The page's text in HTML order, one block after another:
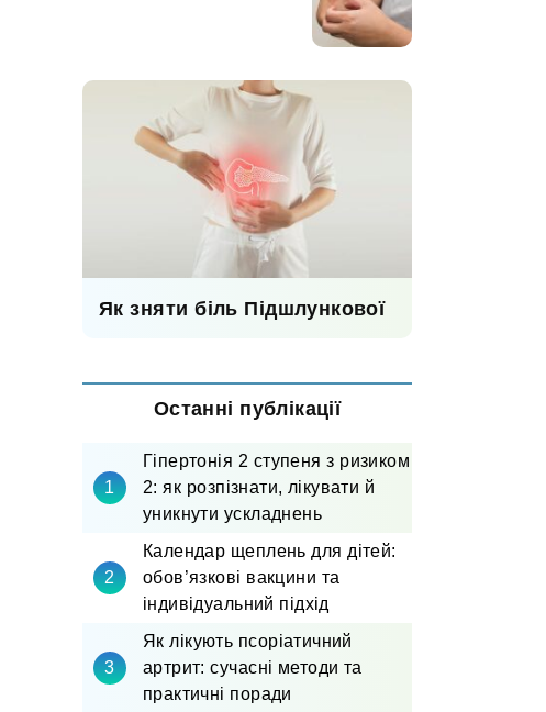
Як зняти біль Підшлункової
Останні публікації
Гіпертонія 2 ступеня з ризиком
2: як розпізнати, лікувати й
уникнути ускладнень
Календар щеплень для дітей:
обов’язкові вакцини та
індивідуальний підхід
Як лікують псоріатичний
артрит: сучасні методи та
практичні поради